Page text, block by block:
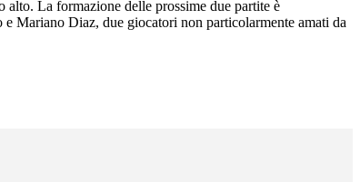
La formazione delle prossime due partite è
Mariano Diaz, due giocatori non particolarmente amati da